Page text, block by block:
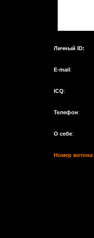
Личный ID:
E-mail:
ICQ:
Телефон:
О себе:
Номер жетона: